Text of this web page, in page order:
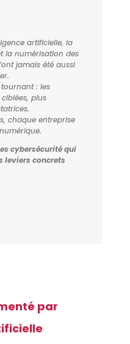
artificielle, la
la numérisation des
jamais été aussi
: les
plus
chaque entreprise
cybersécurité qui
leviers concrets
par